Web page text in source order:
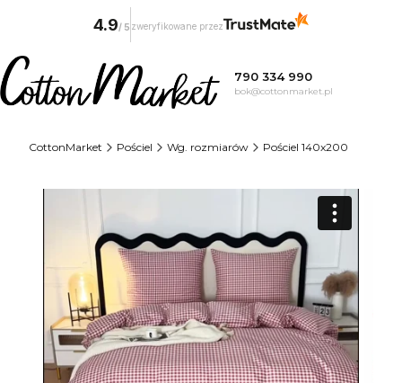
790 334 990
bok@cottonmarket.pl
CottonMarket Pościel Wg. rozmiarów Pościel 140x200
4.9/ 5 zweryfikowane przez